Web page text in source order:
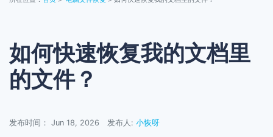
实用工具
关于万兴
文件修复
电脑数据恢复
破损文件修复
文章资讯
电脑数据恢复
服务与支持
联系我们
如何快速恢复我的文档里
的文件？
发布时间： Jun 18, 2026 发布人: 小恢呀